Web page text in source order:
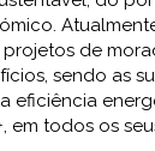
de
sendo as
eficiência
em todos os